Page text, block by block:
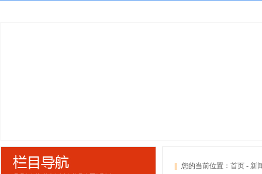
您的当前位置： 首页 - 新